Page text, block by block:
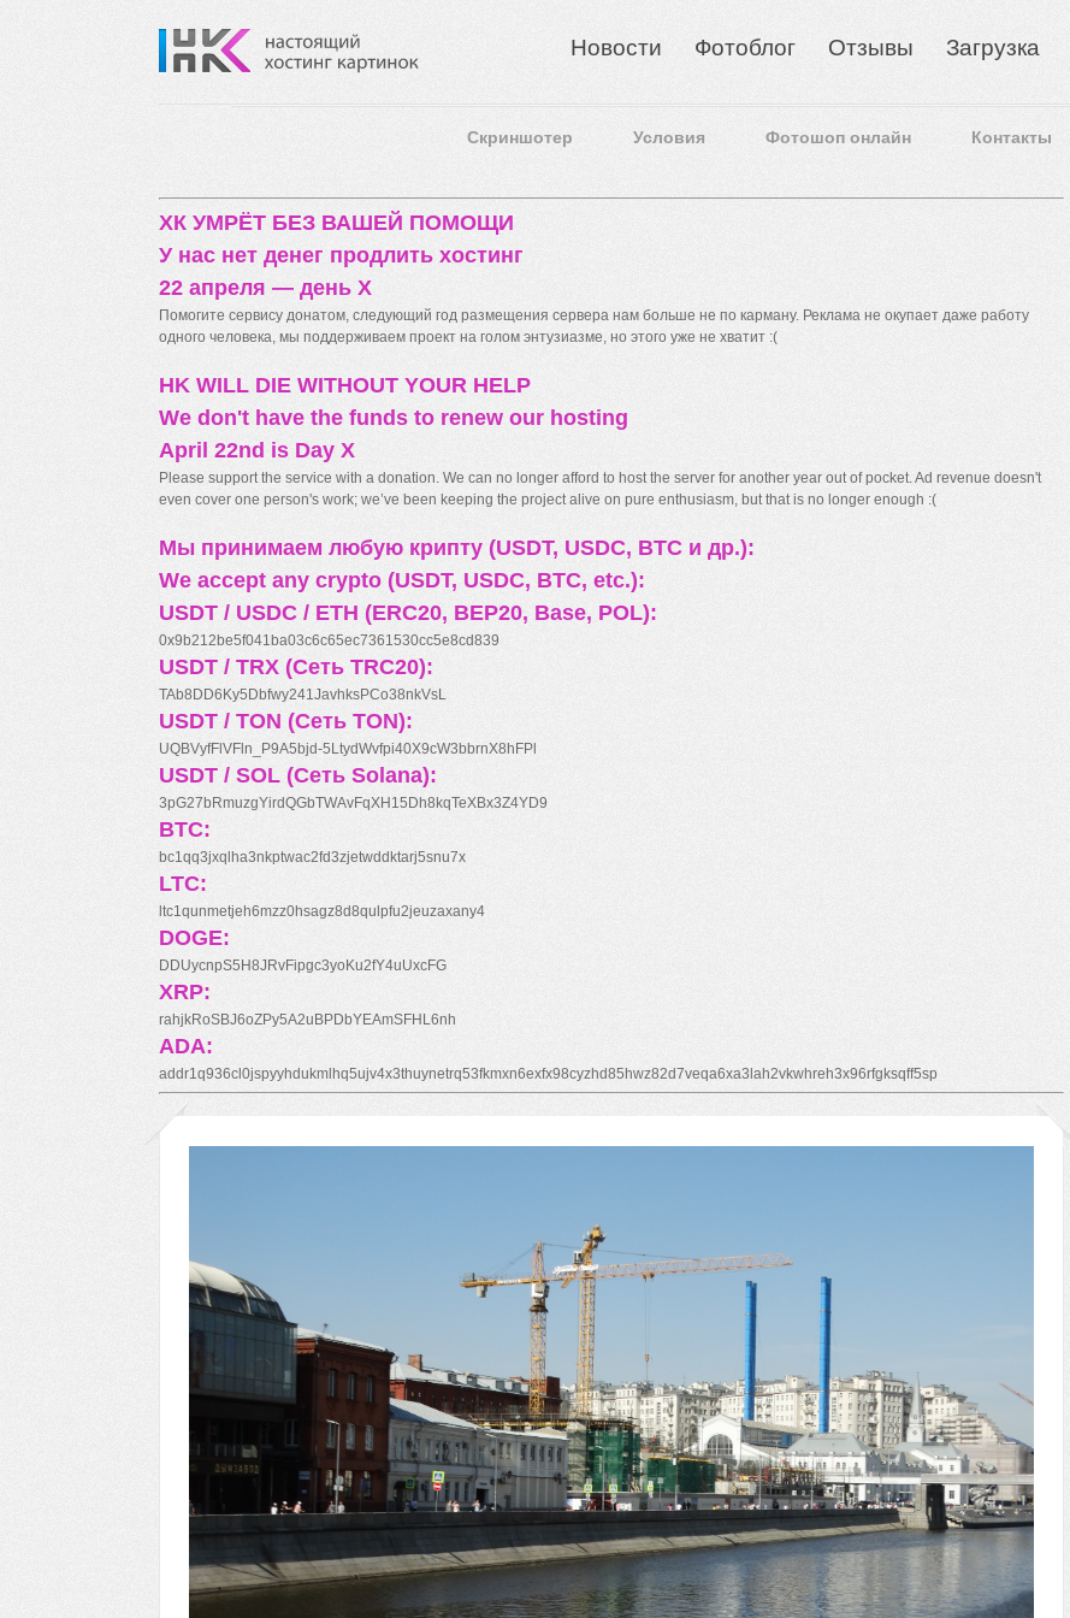
Новости Фотоблог Отзывы Загрузка
Скриншотер Условия Фотошоп онлайн Контакты
ХК УМРЁТ БЕЗ ВАШЕЙ ПОМОЩИ
У нас нет денег продлить хостинг
22 апреля — день X
Помогите сервису донатом, следующий год размещения сервера нам больше не по карману. Реклама не окупает даже работу
одного человека, мы поддерживаем проект на голом энтузиазме, но этого уже не хватит :(
HK WILL DIE WITHOUT YOUR HELP
We don't have the funds to renew our hosting
April 22nd is Day X
Please support the service with a donation. We can no longer afford to host the server for another year out of pocket. Ad revenue doesn't
even cover one person's work; we’ve been keeping the project alive on pure enthusiasm, but that is no longer enough :(
Мы принимаем любую крипту (USDT, USDC, BTC и др.):
We accept any crypto (USDT, USDC, BTC, etc.):
USDT / USDC / ETH (ERC20, BEP20, Base, POL):
0x9b212be5f041ba03c6c65ec7361530cc5e8cd839
USDT / TRX (Сеть TRC20):
TAb8DD6Ky5Dbfwy241JavhksPCo38nkVsL
USDT / TON (Сеть TON):
UQBVyfFlVFln_P9A5bjd-5LtydWvfpi40X9cW3bbrnX8hFPl
USDT / SOL (Сеть Solana):
3pG27bRmuzgYirdQGbTWAvFqXH15Dh8kqTeXBx3Z4YD9
BTC:
bc1qq3jxqlha3nkptwac2fd3zjetwddktarj5snu7x
LTC:
ltc1qunmetjeh6mzz0hsagz8d8qulpfu2jeuzaxany4
DOGE:
DDUycnpS5H8JRvFipgc3yoKu2fY4uUxcFG
XRP:
rahjkRoSBJ6oZPy5A2uBPDbYEAmSFHL6nh
ADA:
addr1q936cl0jspyyhdukmlhq5ujv4x3thuynetrq53fkmxn6exfx98cyzhd85hwz82d7veqa6xa3lah2vkwhreh3x96rfgksqff5sp